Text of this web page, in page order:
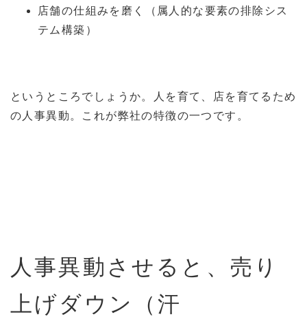
店舗の仕組みを磨く（属人的な要素の排除シス
テム構築）
というところでしょうか。人を育て、店を育てるため
の人事異動。これが弊社の特徴の一つです。
人事異動させると、売り
上げダウン（汗